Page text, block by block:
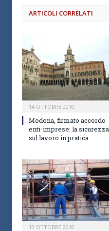
ARTICOLI CORRELATI
14 OTTOBRE 2010
Modena, firmato accordo
enti-imprese: la sicurezza
sul lavoro in pratica
13 OTTOBRE 2010